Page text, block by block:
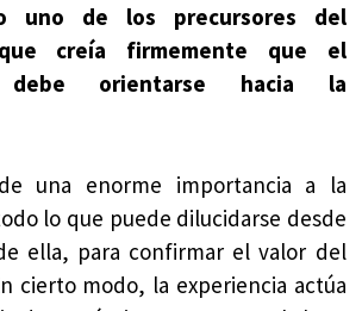
uno de los precursores del
creía firmemente que el
debe orientarse hacia la
una enorme importancia a la
lo que puede dilucidarse desde
ella, para confirmar el valor del
cierto modo, la experiencia actúa